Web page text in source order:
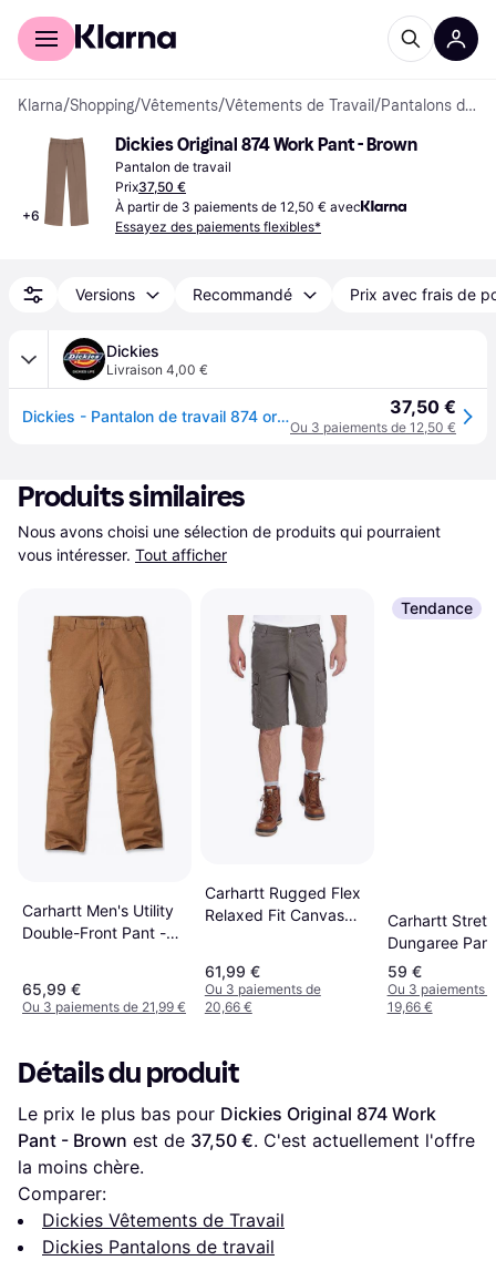
Acheter avec Klarna
Klarna/Shopping/Vêtements/Vêtements de Travail / Pantalons de travail
+6
Dickies Original 874 Work Pant - Brown
Pantalon de travail
Prix37,50 €
À partir de 3 paiements de 12,50 € avec
Essayez des paiements flexibles*
Versions Recommandé Prix avec frais de
Dickies
Livraison 4,00 €
Dickies - Pantalon de travail 874 original (unisexe), Homme, Marron, Taille: W28/L28 37,50 €
Ou 3 paiements de 12,50 €
Produits similaires
Nous avons choisi une sélection de produits qui pourraient
vous intéresser. Tout afficher
Carhartt Men's Utility
Double-Front Pant -
65,99 €
Ou 3 paiements de 21,99 €
Carhartt Rugged Flex
Relaxed Fit Canvas
61,99 €
Ou 3 paiements de
20,66 €
Tendance
Carhartt
Dungaree
Light Brown
59 €
Ou 3 paiements
19,66 €
Détails du produit
Le prix le plus bas pour Dickies Original 874 Work
Pant - Brown est de 37,50 €. C'est actuellement l'offre
la moins chère.
Comparer:
Dickies Vêtements de Travail
Dickies Pantalons de travail